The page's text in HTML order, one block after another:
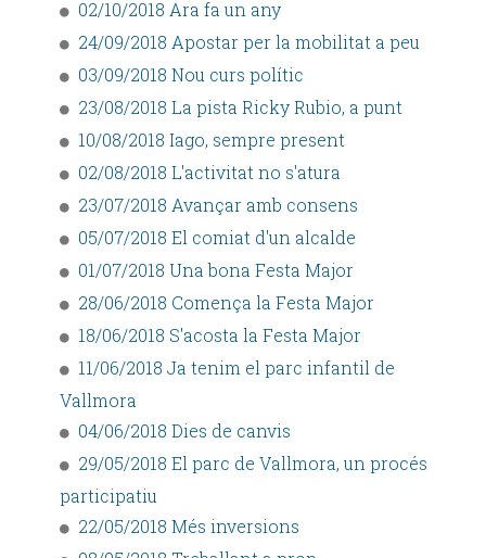
02/10/2018 Ara fa un any
24/09/2018 Apostar per la mobilitat a peu
03/09/2018 Nou curs polític
23/08/2018 La pista Ricky Rubio, a punt
10/08/2018 Iago, sempre present
02/08/2018 L'activitat no s'atura
23/07/2018 Avançar amb consens
05/07/2018 El comiat d'un alcalde
01/07/2018 Una bona Festa Major
28/06/2018 Comença la Festa Major
18/06/2018 S'acosta la Festa Major
11/06/2018 Ja tenim el parc infantil de
Vallmora
04/06/2018 Dies de canvis
29/05/2018 El parc de Vallmora, un procés
participatiu
22/05/2018 Més inversions